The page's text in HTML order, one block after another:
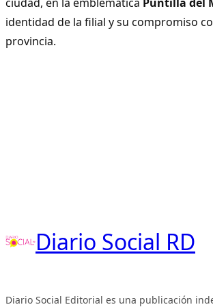
identidad de la filial y su compromiso
provincia.
Diario Social RD
Diario Social Editorial es una publicación